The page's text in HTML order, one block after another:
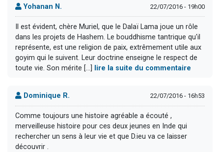
Yohanan N. 22/07/2016 - 19h00
Il est évident, chère Muriel, que le Dalaï Lama joue un rôle
dans les projets de Hashem. Le bouddhisme tantrique qu'il
représente, est une religion de paix, extrêmement utile aux
goyim qui le suivent. Leur doctrine enseigne le respect de
toute vie. Son mérite [...]
lire la suite du commentaire
Dominique R. 22/07/2016 - 16h53
Comme toujours une histoire agréable a écouté ,
merveilleuse histoire pour ces deux jeunes en Inde qui
rechercher un sens à leur vie et que D.ieu va ce laisser
découvrir .